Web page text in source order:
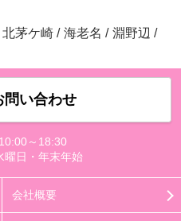
北茅ケ崎 / 海老名 / 淵野辺 /
問い合わせ
10:00～18:30
曜日・年末年始
会社概要